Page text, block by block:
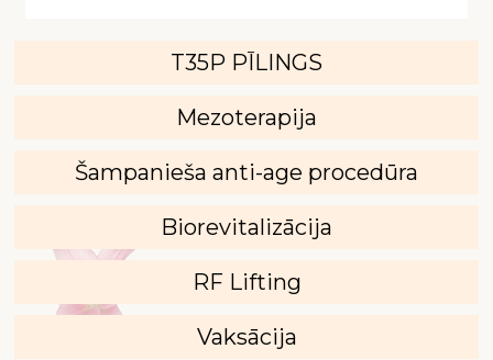
T35P PĪLINGS
Mezoterapija
Šampanieša anti-age procedūra
Biorevitalizācija
RF Lifting
Vaksācija